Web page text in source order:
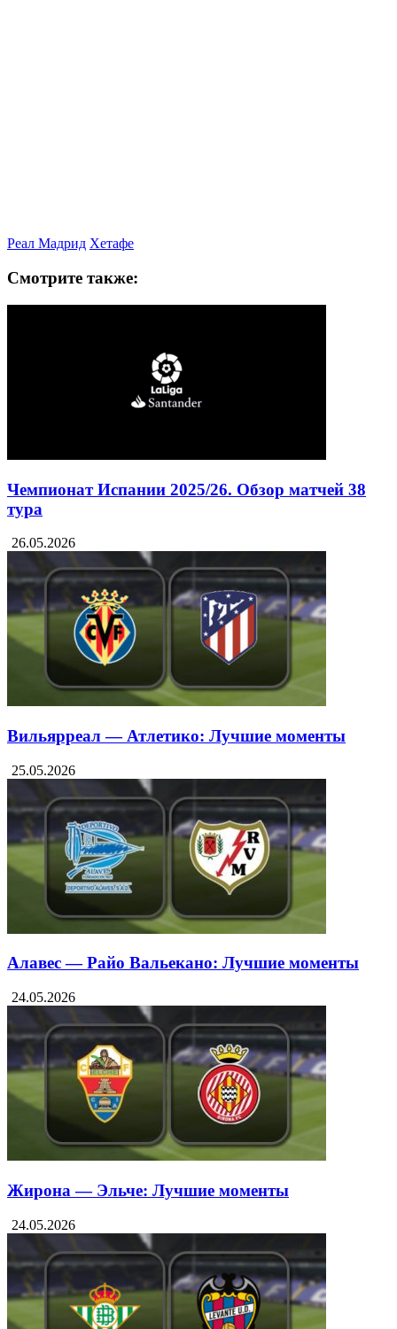
Реал Мадрид Хетафе
Смотрите также:
Чемпионат Испании 2025/26. Обзор матчей 38
тура
26.05.2026
Вильярреал — Атлетико: Лучшие моменты
25.05.2026
Алавес — Райо Вальекано: Лучшие моменты
24.05.2026
Жирона — Эльче: Лучшие моменты
24.05.2026